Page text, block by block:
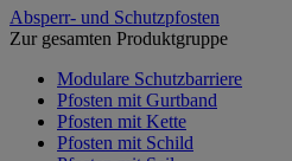
Absperr- und Schutzpfosten
Zur gesamten Produktgruppe
Modulare Schutzbarriere
Pfosten mit Gurtband
Pfosten mit Kette
Pfosten mit Schild